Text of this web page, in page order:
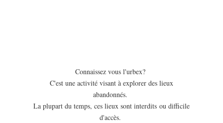
Connaissez vous l'urbex?
C'est une activité visant à explorer des lieux
abandonnés.
La plupart du temps, ces lieux sont interdits ou difficile
d'accès.